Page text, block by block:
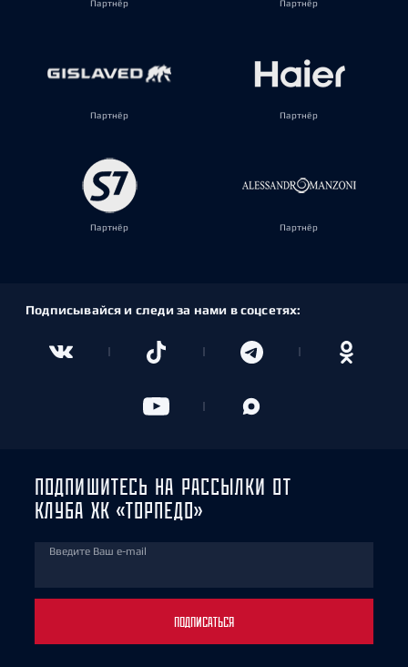
Партнёр Партнёр
Партнёр Партнёр
Партнёр Партнёр
Подписывайся и следи за нами в соцсетях:
ПОДПИШИТЕСЬ НА РАССЫЛКИ ОТ
КЛУБА ХК «ТОРПЕДО»
Введите Ваш e-mail
ПОДПИСАТЬСЯ